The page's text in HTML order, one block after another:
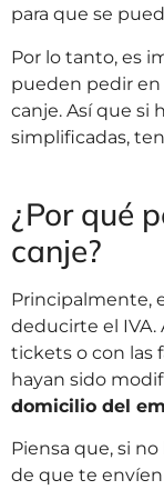
para que se
Por lo tanto, es
pueden pedir
canje. Así que si
simplificadas,
¿Por qué
canje?
Principalmente,
deducirte el IVA.
tickets o con las
hayan sido
domicilio del
Piensa que, si
de que te